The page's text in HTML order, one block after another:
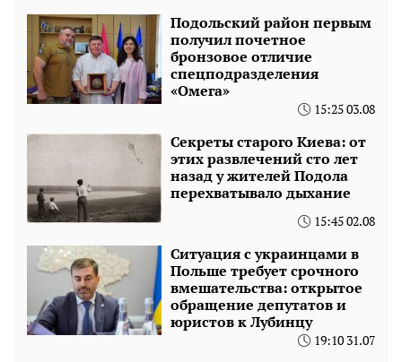
Подольский район первым
получил почетное
бронзовое отличие
спецподразделения
«Омега»
15:25 03.08
Секреты старого Киева: от
этих развлечений сто лет
назад у жителей Подола
перехватывало дыхание
15:45 02.08
Ситуация с украинцами в
Польше требует срочного
вмешательства: открытое
обращение депутатов и
юристов к Лубинцу
19:10 31.07